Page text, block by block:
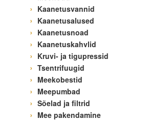
Kaanetusvannid
Kaanetusalused
Kaanetusnoad
Kaanetuskahvlid
Kruvi- ja tigupressid
Tsentrifuugid
Meekobestid
Meepumbad
Sõelad ja filtrid
Mee pakendamine